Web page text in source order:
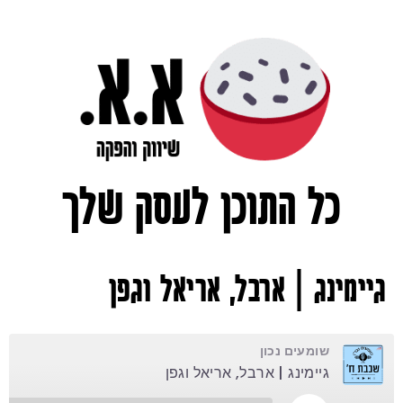
כל התוכן לעסק שלך
גיימינג | ארבל, אריאל וגפן
שומעים נכון
גיימינג | ארבל, אריאל וגפן